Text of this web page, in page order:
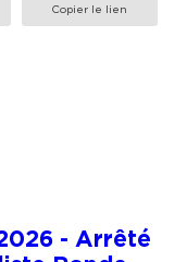
Copier le lien
- Arrêté